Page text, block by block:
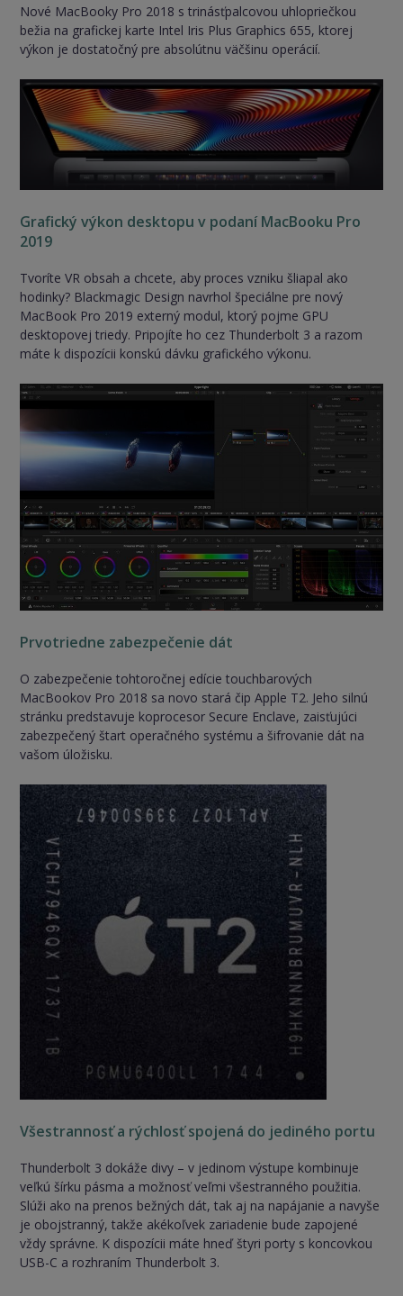
Nové MacBooky Pro 2018 s trinásťpalcovou uhlopriečkou
bežia na grafickej karte Intel Iris Plus Graphics 655, ktorej
výkon je dostatočný pre absolútnu väčšinu operácií.
Grafický výkon desktopu v podaní MacBooku Pro
2019
Tvoríte VR obsah a chcete, aby proces vzniku šliapal ako
hodinky? Blackmagic Design navrhol špeciálne pre nový
MacBook Pro 2019 externý modul, ktorý pojme GPU
desktopovej triedy. Pripojíte ho cez Thunderbolt 3 a razom
máte k dispozícii konskú dávku grafického výkonu.
Prvotriedne zabezpečenie dát
O zabezpečenie tohtoročnej edície touchbarových
MacBookov Pro 2018 sa novo stará čip Apple T2. Jeho silnú
stránku predstavuje koprocesor Secure Enclave, zaisťujúci
zabezpečený štart operačného systému a šifrovanie dát na
vašom úložisku.
Všestrannosť a rýchlosť spojená do jediného portu
Thunderbolt 3 dokáže divy – v jedinom výstupe kombinuje
veľkú šírku pásma a možnosť veľmi všestranného použitia.
Slúži ako na prenos bežných dát, tak aj na napájanie a navyše
je obojstranný, takže akékoľvek zariadenie bude zapojené
vždy správne. K dispozícii máte hneď štyri porty s koncovkou
USB-C a rozhraním Thunderbolt 3.